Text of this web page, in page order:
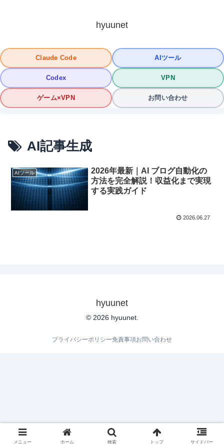
hyuunet
Claude Code AIツール
Codex VPN
ゲーム×VPN お問い合わせ
AI記事生成
AIツール
2026年最新｜AI ブログ自動化の
方法を完全解説！収益化まで実現
する実践ガイド
2026.06.27
hyuunet
© 2026 hyuunet.
プライバシーポリシー免責事項お問い合わせ
メニュー ホーム 検索 トップ サイドバー